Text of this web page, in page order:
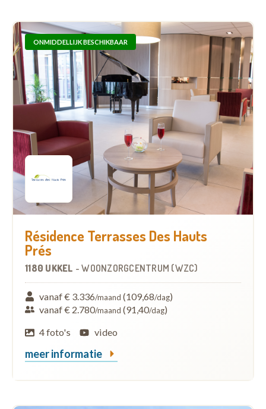
ONMIDDELLIJK BESCHIKBAAR
Résidence Terrasses Des Hauts
Prés
1180 UKKEL -WOONZORGCENTRUM (WZC)
vanaf € 3.336/maand (109,68/dag)
vanaf € 2.780/maand (91,40/dag)
4 foto's
video
meer informatie